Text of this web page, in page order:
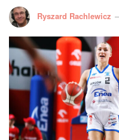
Ryszard Rachlewicz